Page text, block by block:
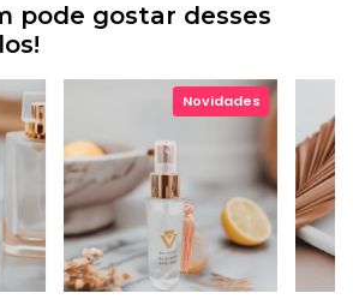
pode gostar desses